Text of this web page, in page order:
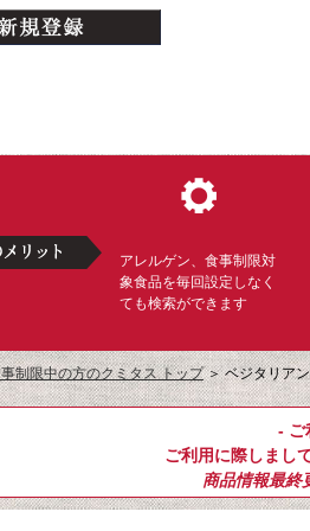
アレルゲン、食事制限対
象食品を毎回設定しなく
ても検索ができます
制限中の方のクミタス トップ＞ベジタリア
- ご
ご利用に際しまして
商品情報最終